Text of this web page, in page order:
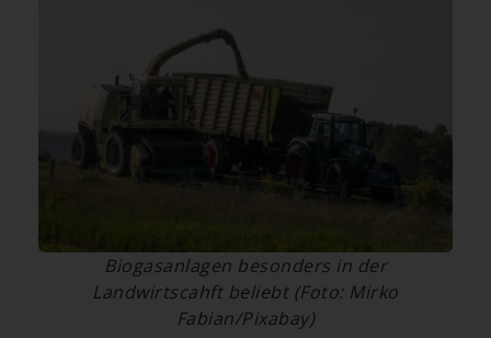
Biogasanlagen besonders in der
Landwirtscahft beliebt (Foto: Mirko
Fabian/Pixabay)